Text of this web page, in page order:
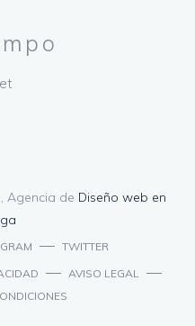
Agencia de Diseño web en
TWITTER
AVISO LEGAL